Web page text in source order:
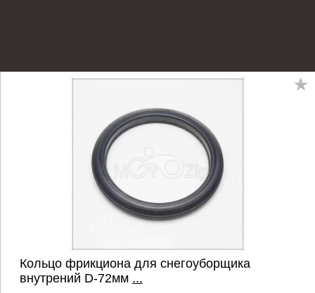
Кольцо фрикциона для снегоуборщика
внутрений D-72мм ...